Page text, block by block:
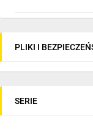
PLIKI I
SERIE